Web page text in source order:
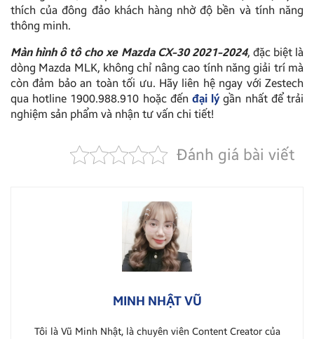
thích của đông đảo khách hàng nhờ độ bền và tính năng
thông minh.
Màn hình ô tô cho xe Mazda CX-30 2021-2024, đặc biệt là
dòng Mazda MLK, không chỉ nâng cao tính năng giải trí mà
còn đảm bảo an toàn tối ưu. Hãy liên hệ ngay với Zestech
qua hotline 1900.988.910 hoặc đến đại lý gần nhất để trải
nghiệm sản phẩm và nhận tư vấn chi tiết!
Đánh giá bài viết
MINH NHẬT VŨ
Tôi là Vũ Minh Nhật, là chuyên viên Content Creator của